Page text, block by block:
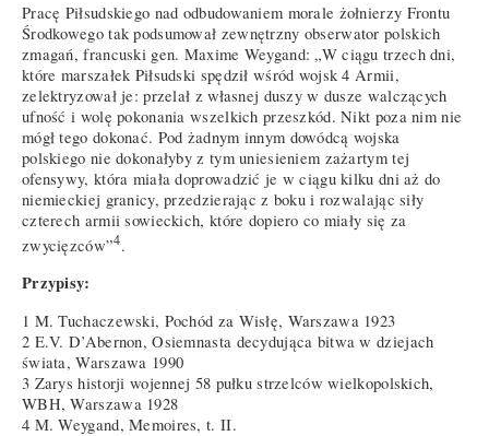
Pracę Piłsudskiego nad odbudowaniem morale żołnierzy Frontu
Środkowego tak podsumował zewnętrzny obserwator polskich
zmagań, francuski gen. Maxime Weygand: „W ciągu trzech dni,
które marszałek Piłsudski spędził wśród wojsk 4 Armii,
zelektryzował je: przelał z własnej duszy w dusze walczących
ufność i wolę pokonania wszelkich przeszkód. Nikt poza nim nie
mógł tego dokonać. Pod żadnym innym dowódcą wojska
polskiego nie dokonałyby z tym uniesieniem zażartym tej
ofensywy, która miała doprowadzić je w ciągu kilku dni aż do
niemieckiej granicy, przedzierając z boku i rozwalając siły
czterech armii sowieckich, które dopiero co miały się za
zwycięzców”4.
Przypisy:
1 M. Tuchaczewski, Pochód za Wisłę, Warszawa 1923
2 E.V. D’Abernon, Osiemnasta decydująca bitwa w dziejach
świata, Warszawa 1990
3 Zarys historji wojennej 58 pułku strzelców wielkopolskich,
WBH, Warszawa 1928
4 M. Weygand, Memoires, t. II.